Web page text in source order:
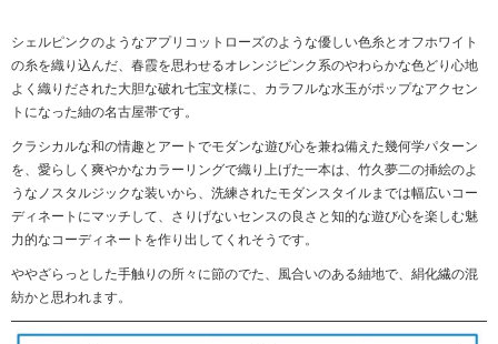
シェルピンクのようなアプリコットローズのような優しい色糸とオフホワイト
の糸を織り込んだ、春霞を思わせるオレンジピンク系のやわらかな色どり心地
よく織りだされた大胆な破れ七宝文様に、カラフルな水玉がポップなアクセン
トになった紬の名古屋帯です。
クラシカルな和の情趣とアートでモダンな遊び心を兼ね備えた幾何学パターン
を、愛らしく爽やかなカラーリングで織り上げた一本は、竹久夢二の挿絵のよ
うなノスタルジックな装いから、洗練されたモダンスタイルまでは幅広いコー
ディネートにマッチして、さりげないセンスの良さと知的な遊び心を楽しむ魅
力的なコーディネートを作り出してくれそうです。
ややざらっとした手触りの所々に節のでた、風合いのある紬地で、絹化繊の混
紡かと思われます。